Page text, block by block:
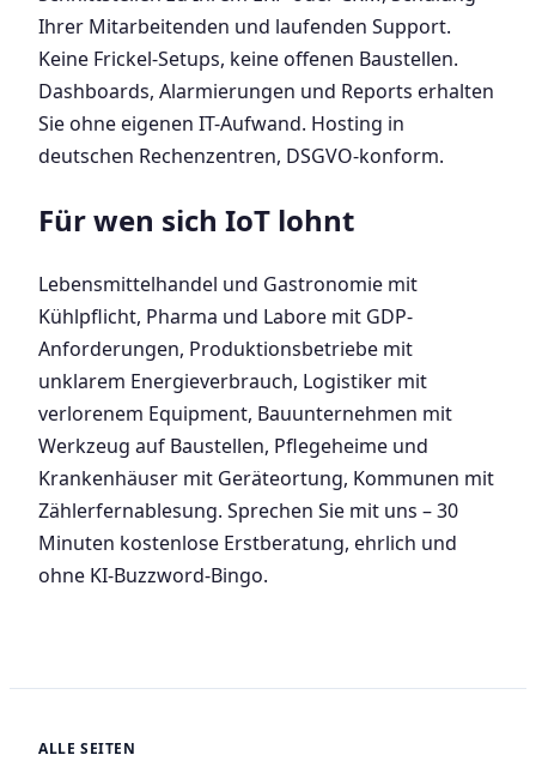
Ihrer Mitarbeitenden und laufenden Support.
Keine Frickel-Setups, keine offenen Baustellen.
Dashboards, Alarmierungen und Reports erhalten
Sie ohne eigenen IT-Aufwand. Hosting in
deutschen Rechenzentren, DSGVO-konform.
Für wen sich IoT lohnt
Lebensmittelhandel und Gastronomie mit
Kühlpflicht, Pharma und Labore mit GDP-
Anforderungen, Produktionsbetriebe mit
unklarem Energieverbrauch, Logistiker mit
verlorenem Equipment, Bauunternehmen mit
Werkzeug auf Baustellen, Pflegeheime und
Krankenhäuser mit Geräteortung, Kommunen mit
Zählerfernablesung. Sprechen Sie mit uns – 30
Minuten kostenlose Erstberatung, ehrlich und
ohne KI-Buzzword-Bingo.
ALLE SEITEN